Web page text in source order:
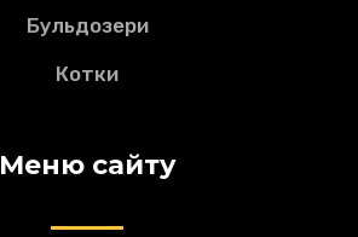
Бульдозери
Котки
Меню сайту